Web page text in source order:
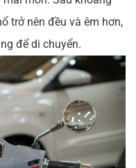
trở nên đều và êm hơn,
để di chuyển.